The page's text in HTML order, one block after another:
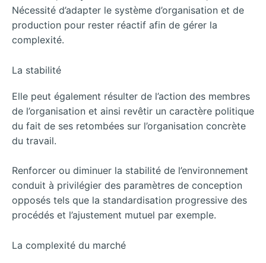
Nécessité d’adapter le système d’organisation et de
production pour rester réactif afin de gérer la
complexité.
La stabilité
Elle peut également résulter de l’action des membres
de l’organisation et ainsi revêtir un caractère politique
du fait de ses retombées sur l’organisation concrète
du travail.
Renforcer ou diminuer la stabilité de l’environnement
conduit à privilégier des paramètres de conception
opposés tels que la standardisation progressive des
procédés et l’ajustement mutuel par exemple.
La complexité du marché